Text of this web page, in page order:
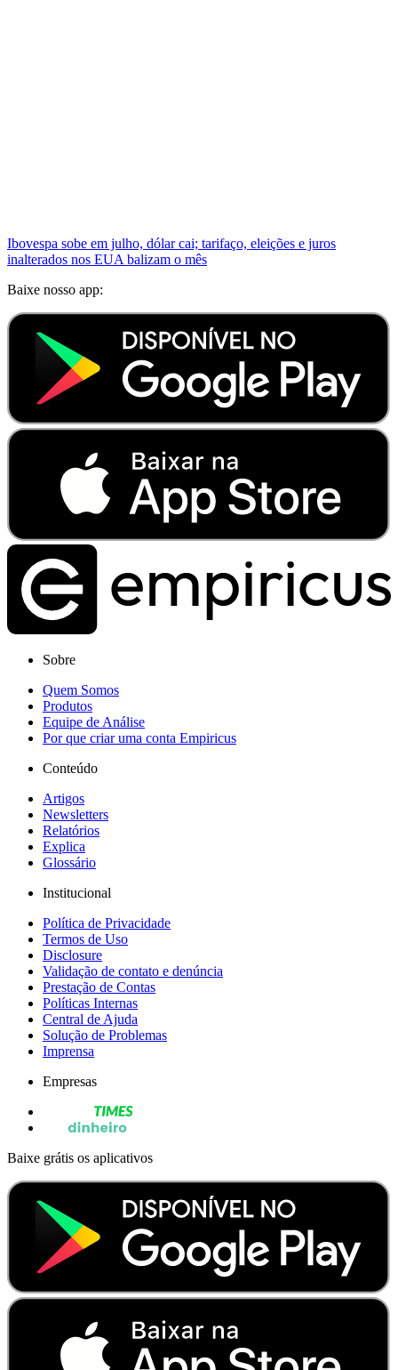
Ibovespa sobe em julho, dólar cai; tarifaço, eleições e juros
inalterados nos EUA balizam o mês
Baixe nosso app:
Sobre
Quem Somos
Produtos
Equipe de Análise
Por que criar uma conta Empiricus
Conteúdo
Artigos
Newsletters
Relatórios
Explica
Glossário
Institucional
Política de Privacidade
Termos de Uso
Disclosure
Validação de contato e denúncia
Prestação de Contas
Políticas Internas
Central de Ajuda
Solução de Problemas
Imprensa
Empresas
Baixe grátis os aplicativos